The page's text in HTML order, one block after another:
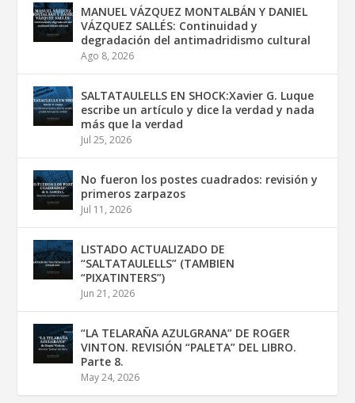
MANUEL VÁZQUEZ MONTALBÁN Y DANIEL
VÁZQUEZ SALLÉS: Continuidad y
degradación del antimadridismo cultural
Ago 8, 2026
SALTATAULELLS EN SHOCK:Xavier G. Luque
escribe un artículo y dice la verdad y nada
más que la verdad
Jul 25, 2026
No fueron los postes cuadrados: revisión y
primeros zarpazos
Jul 11, 2026
LISTADO ACTUALIZADO DE
“SALTATAULELLS” (TAMBIEN
“PIXATINTERS”)
Jun 21, 2026
“LA TELARAÑA AZULGRANA” DE ROGER
VINTON. REVISIÓN “PALETA” DEL LIBRO.
Parte 8.
May 24, 2026